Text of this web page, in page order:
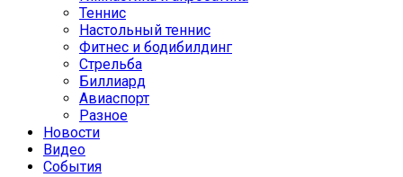
Теннис
Настольный теннис
Фитнес и бодибилдинг
Стрельба
Биллиард
Авиаспорт
Разное
Новости
Видео
События